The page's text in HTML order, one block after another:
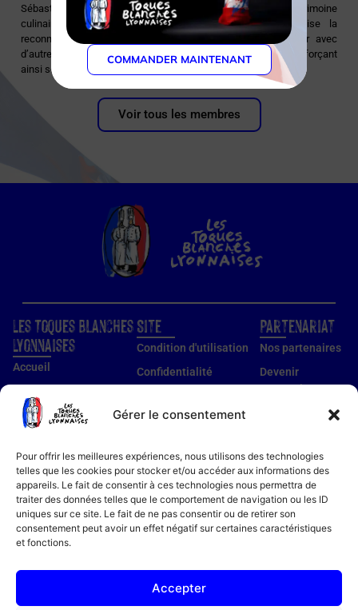
Gérer le consentement
Pour offrir les meilleures expériences, nous utilisons des technologies
telles que les cookies pour stocker et/ou accéder aux informations des
appareils. Le fait de consentir à ces technologies nous permettra de
traiter des données telles que le comportement de navigation ou les ID
uniques sur ce site. Le fait de ne pas consentir ou de retirer son
consentement peut avoir un effet négatif sur certaines caractéristiques
et fonctions.
Accepter
Sébastien Bouillet l’opportunité de valoriser et partager le patrimoine
culinaire lyonnais. Son adhésion à l’association symbolise la
reconnaissance de son travail et lui permet de collaborer avec
d’autres chefs et artisans partageant les mêmes valeurs, renforçant
ainsi son engagement envers l’excellence culinaire lyonnaise.
Voir tous les membres
Partenariat
Nos partenaires
Devenir
partenaire
Devenir membre
Les Toques Blanches
Lyonnaises
Accueil
Guide établissements
Notre histoire
Bon cadeau
Recettes
Actualités
Site
Condition d'utilisation
Confidentialité
Mentions légales
COMMANDER MAINTENANT